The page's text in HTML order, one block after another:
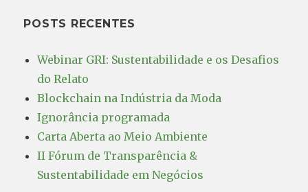
POSTS RECENTES
Webinar GRI: Sustentabilidade e os Desafios
do Relato
Blockchain na Indústria da Moda
Ignorância programada
Carta Aberta ao Meio Ambiente
II Fórum de Transparência &
Sustentabilidade em Negócios